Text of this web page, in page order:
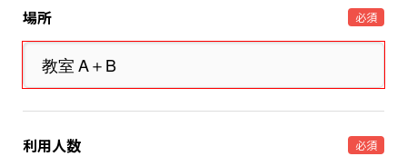
場所 必須
利用人数 必須